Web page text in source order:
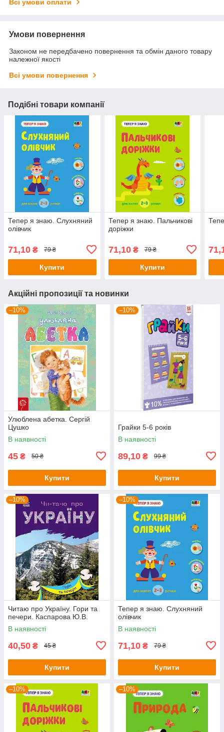
Всі умови оплати
Умови повернення
Законом не передбачено повернення та обмін даного товару
належної якості
Всі умови повернення
Подібні товари компанії
Тепер я знаю. Слухняний
олівчик
71,10 ₴ 79 ₴
Купити
Тепер я знаю. Пальчикові
доріжки
71,10₴ 79 ₴
Купити
Акційні пропозиції та новинки
–10%
Улюблена абетка. Сергій
Цушко
В наявності
45 ₴ 50 ₴
Купити
–10%
Грайки 5-6 років
В наявності
89,10 ₴ 99 ₴
Купити
–10%
Читаю про Україну. Гори та
печери. Каспарова Ю.В.
В наявності
40,50 ₴ 45 ₴
Купити
–10%
Тепер я знаю. Слухняний
олівчик
В наявності
71,10 ₴ 79 ₴
Купити
–10% –10%